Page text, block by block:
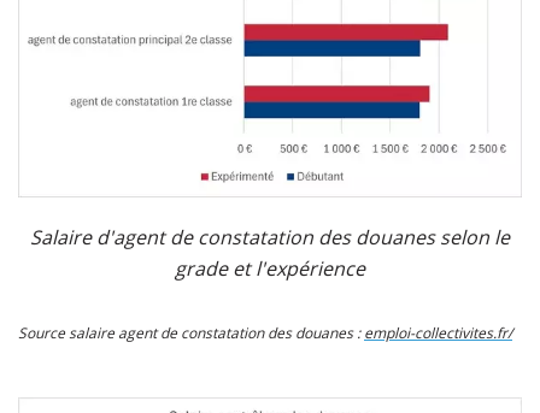
Salaire d'agent de constatation des douanes selon le
grade et l'expérience
Source salaire agent de constatation des douanes :emploi-collectivites.fr/